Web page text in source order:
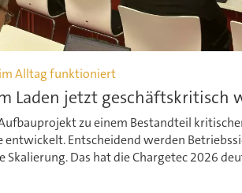
im Alltag funktioniert
Laden jetzt geschäftskritisch
zu einem Bestandteil
Entscheidend werden
Das hat die Chargetec 2026